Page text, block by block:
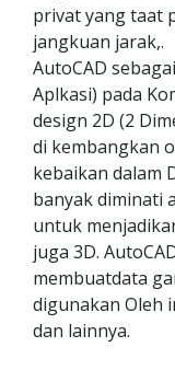
privat yang taat
jangkuan jarak,.
AutoCAD
Aplkasi) pada
design 2D (2
di kembangkan
kebaikan dalam
banyak diminati
untuk
juga 3D.
membuatdata
digunakan Oleh
dan lainnya.